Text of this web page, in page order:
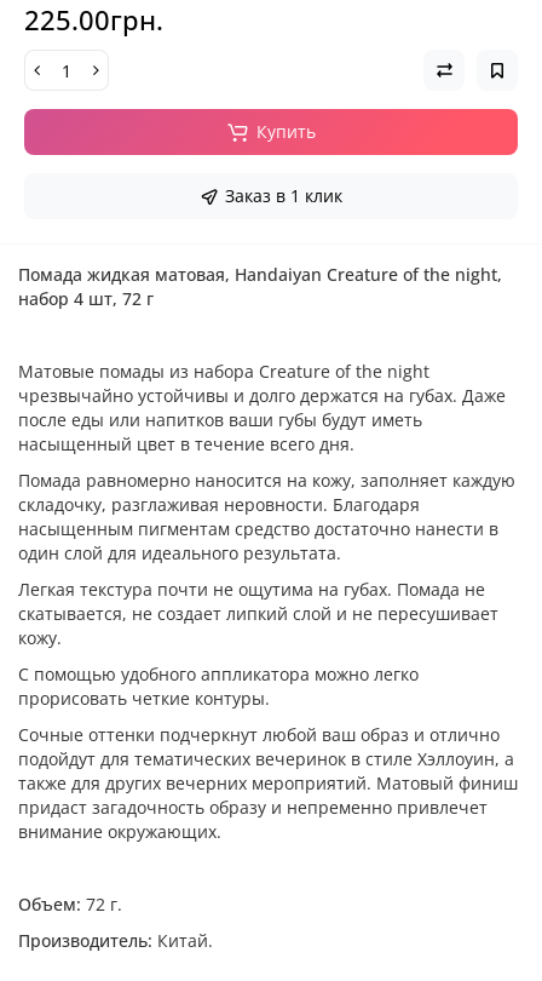
225.00грн.
Купить
Заказ в 1 клик
Помада жидкая матовая, Handaiyan Creature of the night,
набор 4 шт, 72 г
Матовые помады из набора Creature of the night
чрезвычайно устойчивы и долго держатся на губах. Даже
после еды или напитков ваши губы будут иметь
насыщенный цвет в течение всего дня.
Помада равномерно наносится на кожу, заполняет каждую
складочку, разглаживая неровности. Благодаря
насыщенным пигментам средство достаточно нанести в
один слой для идеального результата.
Легкая текстура почти не ощутима на губах. Помада не
скатывается, не создает липкий слой и не пересушивает
кожу.
С помощью удобного аппликатора можно легко
прорисовать четкие контуры.
Сочные оттенки подчеркнут любой ваш образ и отлично
подойдут для тематических вечеринок в стиле Хэллоуин, а
также для других вечерних мероприятий. Матовый финиш
придаст загадочность образу и непременно привлечет
внимание окружающих.
Объем: 72 г.
Производитель: Китай.